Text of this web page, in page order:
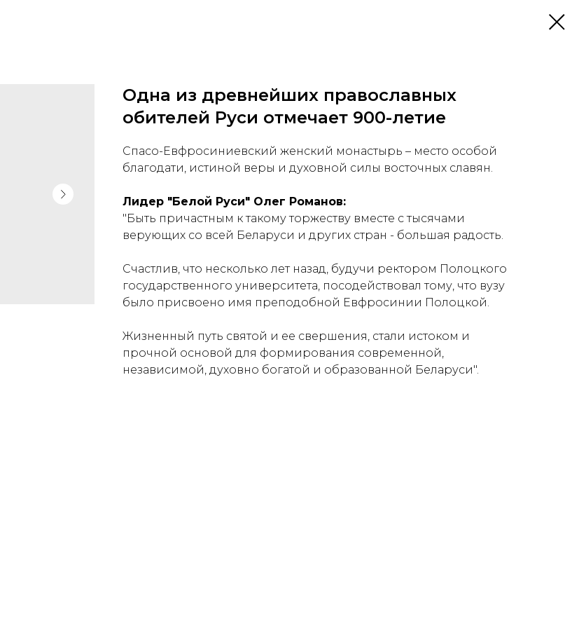
Одна из древнейших православных
обителей Руси отмечает 900-летие
Спасо-Евфросиниевский женский монастырь – место особой
благодати, истиной веры и духовной силы восточных славян.
Лидер "Белой Руси" Олег Романов:
"Быть причастным к такому торжеству вместе с тысячами
верующих со всей Беларуси и других стран - большая радость.
Счастлив, что несколько лет назад, будучи ректором Полоцкого
государственного университета, посодействовал тому, что вузу
было присвоено имя преподобной Евфросинии Полоцкой.
Жизненный путь святой и ее свершения, стали истоком и
прочной основой для формирования современной,
независимой, духовно богатой и образованной Беларуси".